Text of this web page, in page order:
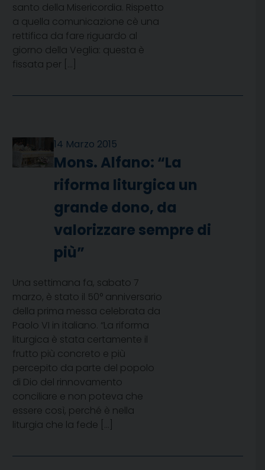
santo della Misericordia. Rispetto
a quella comunicazione cè una
rettifica da fare riguardo al
giorno della Veglia: questa è
fissata per […]
14 Marzo 2015
Mons. Alfano: “La
riforma liturgica un
grande dono, da
valorizzare sempre di
più”
Una settimana fa, sabato 7
marzo, è stato il 50° anniversario
della prima messa celebrata da
Paolo VI in italiano. “La riforma
liturgica è stata certamente il
frutto più concreto e più
percepito da parte del popolo
di Dio del rinnovamento
conciliare e non poteva che
essere così, perché è nella
liturgia che la fede […]